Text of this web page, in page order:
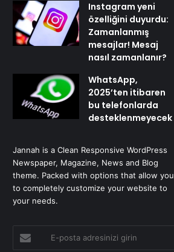
Instagram yeni
özelliğini duyurdu:
Zamanlanmış
mesajlar! Mesaj
nasıl zamanlanır?
WhatsApp,
2025’ten itibaren
bu telefonlarda
desteklenmeyecek
Jannah is a Clean Responsive WordPress
Newspaper, Magazine, News and Blog
theme. Packed with options that allow you
to completely customize your website to
your needs.
posta